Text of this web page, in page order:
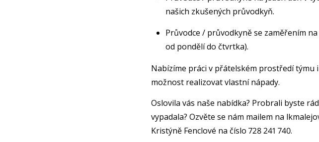
našich zkušených průvodkyň.
Průvodce / průvodkyně se zaměřením
od pondělí do čtvrtka).
Nabízíme práci v přátelském prostředí
možnost realizovat vlastní nápady.
Oslovila vás naše nabídka? Probrali byste
vypadala? Ozvěte se nám mailem na
Kristýně Fenclové na číslo 728 241 740.